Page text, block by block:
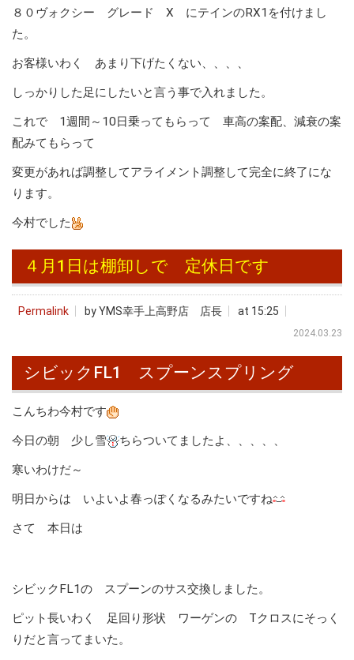
８０ヴォクシー グレード X にテインのRX1を付けまし
た。
お客様いわく あまり下げたくない、、、、
しっかりした足にしたいと言う事で入れました。
これで 1週間～10日乗ってもらって 車高の案配、減衰の案
配みてもらって
変更があれば調整してアライメント調整して完全に終了にな
ります。
今村でした
４月1日は棚卸しで 定休日です
Permalink by YMS幸手上高野店 店長 at 15:25
2024.03.23
シビックFL1 スプーンスプリング
こんちわ今村です
今日の朝 少し雪 ちらついてましたよ、、、、、
寒いわけだ～
明日からは いよいよ春っぽくなるみたいですね
さて 本日は
シビックFL1の スプーンのサス交換しました。
ピット長いわく 足回り形状 ワーゲンの Tクロスにそっく
りだと言ってまいた。